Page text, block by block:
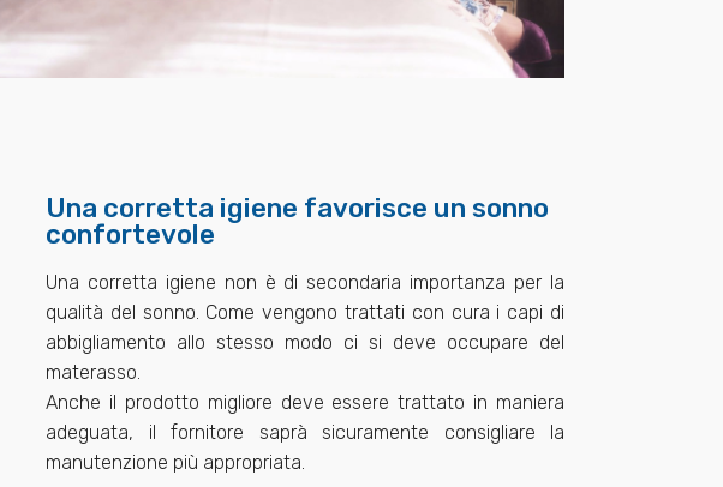
Una corretta igiene favorisce un sonno
confortevole
Una corretta igiene non è di secondaria importanza per la
qualità del sonno. Come vengono trattati con cura i capi di
abbigliamento allo stesso modo ci si deve occupare del
materasso.
Anche il prodotto migliore deve essere trattato in maniera
adeguata, il fornitore saprà sicuramente consigliare la
manutenzione più appropriata.